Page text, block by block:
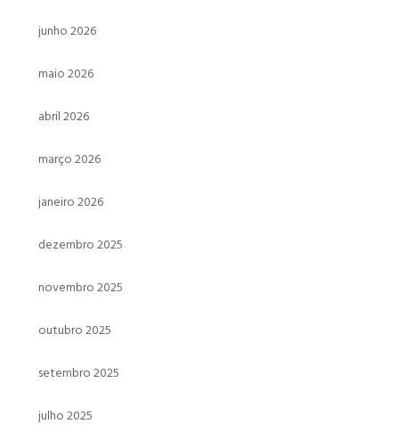
junho 2026
maio 2026
abril 2026
março 2026
janeiro 2026
dezembro 2025
novembro 2025
outubro 2025
setembro 2025
julho 2025